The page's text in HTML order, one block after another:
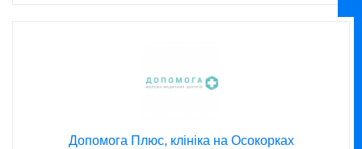
Допомога Плюс, клініка на Осокорках